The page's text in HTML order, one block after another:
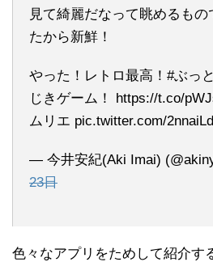
見て綺麗だなって眺めるも
たから新鮮！
やった！レトロ最高！#ぶっ
じきゲーム！ https://t.co/
ムリエ pic.twitter.com/
— 今井安紀(Aki Imai)
23日
色々なアプリをためして紹介す